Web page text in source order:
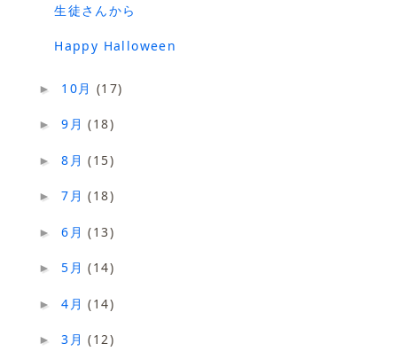
生徒さんから
Happy Halloween
► 10月 (17)
►9月(18)
►8月(15)
►7月(18)
►6月(13)
►5月(14)
►4月(14)
►3月(12)